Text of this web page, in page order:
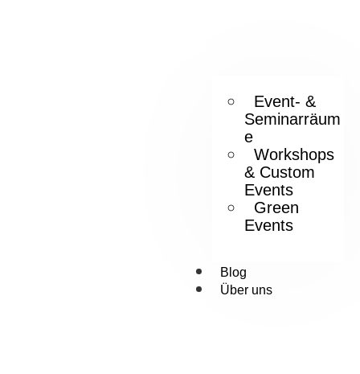
Event- &
Seminarräum
e
Workshops
& Custom
Events
Green
Events
Blog
Über uns